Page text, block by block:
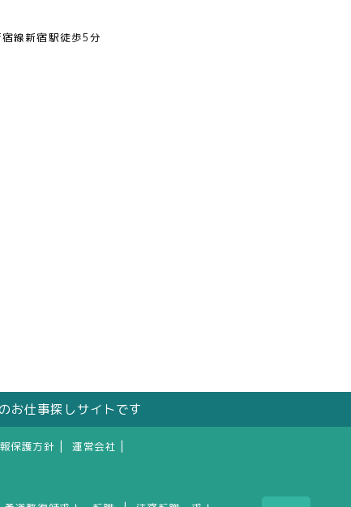
線新宿駅徒歩5分
お仕事探しサイトです
保護方針 運営会社